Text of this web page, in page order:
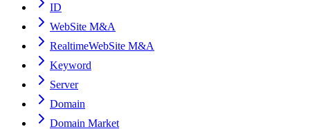
ID
WebSite M&A
RealtimeWebSite M&A
Keyword
Server
Domain
Domain Market